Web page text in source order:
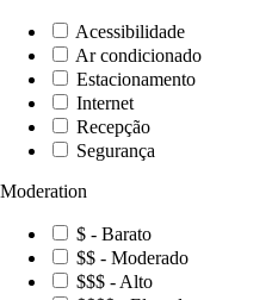
Acessibilidade
Ar condicionado
Estacionamento
Internet
Recepção
Segurança
Moderation
$ - Barato
$$ - Moderado
$$$ - Alto